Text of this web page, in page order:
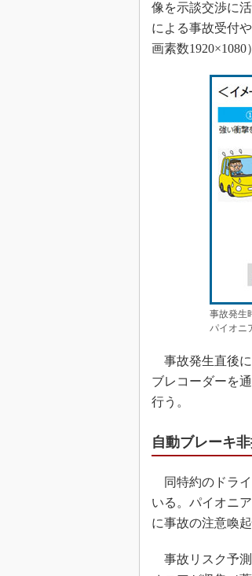
像を示談交渉に
による事故受付
画素数1920×1080
事故発生
パイオニ
事故発生直後に
ブレコーダーを
行う。
自動ブレーキ
同特約のドライ
いる。パイオニ
に事故の注意喚
事故リスク予測